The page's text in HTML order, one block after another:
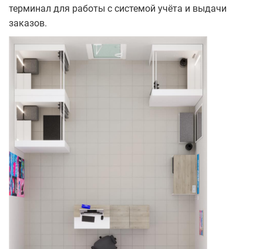
терминал для работы с системой учёта и выдачи
заказов.